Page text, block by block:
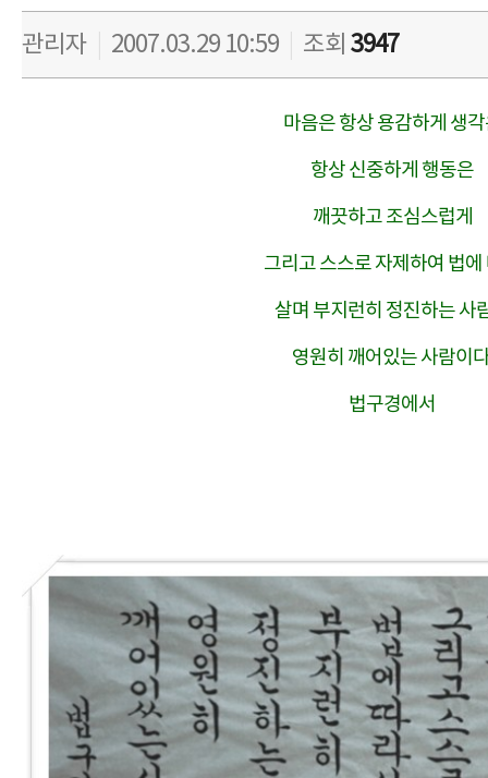
관리자 2007.03.29 10:59 조회 3947
마음은 항상 용감하게 생
항상 신중하게 행동은
깨끗하고 조심스럽게
그리고 스스로 자제하여 법에
살며 부지런히 정진하는 사
영원히 깨어있는 사람이
법구경에서